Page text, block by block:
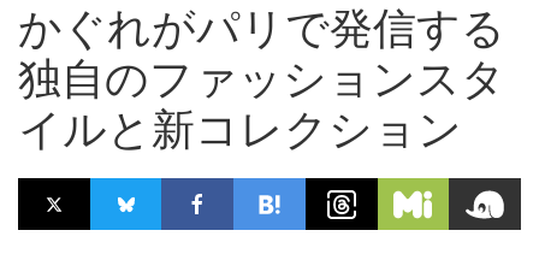
かぐれがパリで発信する
独自のファッションスタ
イルと新コレクション